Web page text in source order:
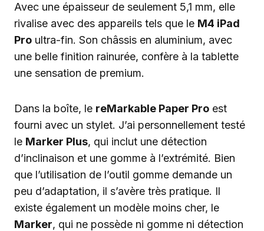
Avec une épaisseur de seulement 5,1 mm, elle
rivalise avec des appareils tels que le M4 iPad
Pro ultra-fin. Son châssis en aluminium, avec
une belle finition rainurée, confère à la tablette
une sensation de premium.
Dans la boîte, le reMarkable Paper Pro est
fourni avec un stylet. J’ai personnellement testé
le Marker Plus, qui inclut une détection
d’inclinaison et une gomme à l’extrémité. Bien
que l’utilisation de l’outil gomme demande un
peu d’adaptation, il s’avère très pratique. Il
existe également un modèle moins cher, le
Marker, qui ne possède ni gomme ni détection